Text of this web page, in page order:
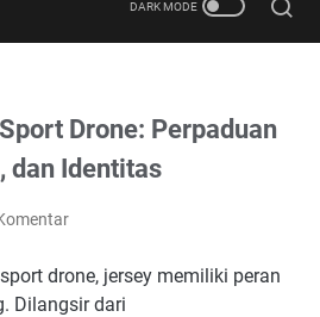
Drone: Perpaduan
dan Identitas
drone, jersey memiliki peran
Dilangsir dari